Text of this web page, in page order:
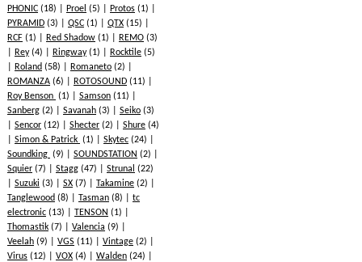
PHONIC (18) Proel (5) Protos (1)
PYRAMID (3) QSC (1) QTX (15)
RCF (1) Red Shadow (1) REMO (3)
Rey(4) Ringway(1) Rocktile (5)
Roland (58) Romaneto (2)
ROMANZA (6) ROTOSOUND (11)
Roy Benson (1) Samson (11)
Sanberg (2) Savanah (3) Seiko (3)
Sencor (12) Shecter (2) Shure (4)
Simon & Patrick (1) Skytec (24)
Soundking (9) SOUNDSTATION (2)
Squier (7) Stagg (47) Strunal (22)
Suzuki (3) SX (7) Takamine (2)
Tanglewood (8) Tasman (8)
tc
electronic (13) TENSON (1)
Thomastik (7) Valencia (9)
Veelah (9) VGS (11) Vintage (2)
Virus (12) VOX (4) Walden (24)